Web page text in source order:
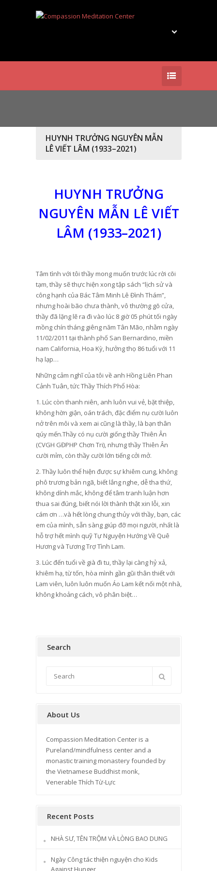
HUYNH TRƯỞNG NGUYÊN MẪN
LÊ VIẾT LÂM (1933–2021)
HUYNH TRƯỞNG
NGUYÊN MẪN LÊ VIẾT
LÂM (1933–2021)
Tâm tình với tôi thầy mong muốn trước lúc rời cõi
tạm, thầy sẽ thực hiện xong tập sách “lịch sử và
công hạnh của Bác Tâm Minh Lê Đình Thám”,
nhưng hoài bão chưa thành, vô thường gõ cửa,
thầy đã lặng lẽ ra đi vào lúc 8 giờ 05 phút tối ngày
mồng chín tháng giêng năm Tân Mão, nhằm ngày
11/02/2011 tại thành phố San Bernardino, miền
nam California, Hoa Kỳ, hưởng thọ 86 tuổi với 11
hạ lạp…
Những cảm nghĩ của tôi về anh Hồng Liên Phan
Cảnh Tuân, tức Thầy Thích Phổ Hòa:
1. Lúc còn thanh niên, anh luôn vui vẻ, bặt thiệp,
không hờn giận, oán trách, đặc điểm nụ cười luôn
nở trên môi và xem ai cũng là thầy, là bạn thân
qúy mến.Thầy có nụ cười giống thầy Thiên Ân
(CVGH GĐPHP Chơn Tri), nhưng thầy Thiên Ân
cười mỉm, còn thầy cười lớn tiếng cởi mở.
2. Thầy luôn thể hiện được sự khiêm cung, không
phô trương bản ngã, biết lắng nghe, dễ tha thứ,
không dính mắc, không để tâm tranh luận hơn
thua sai đúng, biết nói lời thành thật xin lỗi, xin
cám ơn …và hết lòng chung thủy với thầy, bạn, các
em của mình, sẵn sàng giúp đỡ mọi người, nhất là
hỗ trợ hết mình quỹ Tự Nguyện Hướng Về Quê
Hương và Tương Trợ Tình Lam.
3. Lúc đến tuổi về già đi tu, thầy lại càng hỷ xả,
khiêm hạ, từ tốn, hòa mình gần gũi thân thiết với
Lam viên, luôn luôn muốn Áo Lam kết nối một nhà,
không khoảng cách, vô phân biệt…
Search
About Us
Compassion Meditation Center is a
Pureland/mindfulness center and a
monastic training monastery founded by
the Vietnamese Buddhist monk,
Venerable Thích Từ-Lực
Recent Posts
NHÀ SƯ, TÊN TRỘM VÀ LÒNG BAO DUNG
Ngày Công tác thiện nguyện cho Kids
Against Hunger